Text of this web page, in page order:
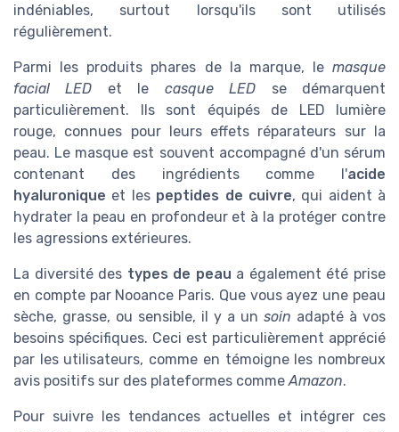
indéniables, surtout lorsqu'ils sont utilisés
régulièrement.
Parmi les produits phares de la marque, le masque
facial LED et le casque LED se démarquent
particulièrement. Ils sont équipés de LED lumière
rouge, connues pour leurs effets réparateurs sur la
peau. Le masque est souvent accompagné d'un sérum
contenant des ingrédients comme l'acide
hyaluronique et les peptides de cuivre, qui aident à
hydrater la peau en profondeur et à la protéger contre
les agressions extérieures.
La diversité des types de peau a également été prise
en compte par Nooance Paris. Que vous ayez une peau
sèche, grasse, ou sensible, il y a un soin adapté à vos
besoins spécifiques. Ceci est particulièrement apprécié
par les utilisateurs, comme en témoigne les nombreux
avis positifs sur des plateformes comme Amazon.
Pour suivre les tendances actuelles et intégrer ces